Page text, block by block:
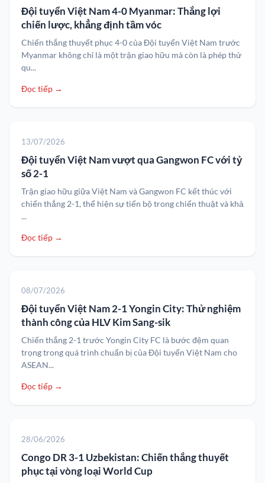
Đội tuyển Việt Nam 4-0 Myanmar: Thắng lợi
chiến lược, khẳng định tầm vóc
Chiến thắng thuyết phục 4-0 của Đội tuyển Việt Nam trước
Myanmar không chỉ là một trận giao hữu mà còn là phép thử
qu...
Đọc tiếp →
13/07/2026
Đội tuyển Việt Nam vượt qua Gangwon FC với tỷ
số 2-1
Trận giao hữu giữa Việt Nam và Gangwon FC kết thúc với
chiến thắng 2-1, thể hiện sự tiến bộ trong chiến thuật và khả
...
Đọc tiếp →
08/07/2026
Đội tuyển Việt Nam 2-1 Yongin City: Thử nghiệm
thành công của HLV Kim Sang-sik
Chiến thắng 2-1 trước Yongin City FC là bước đệm quan
trọng trong quá trình chuẩn bị của Đội tuyển Việt Nam cho
ASEAN...
Đọc tiếp →
28/06/2026
Congo DR 3-1 Uzbekistan: Chiến thắng thuyết
phục tại vòng loại World Cup